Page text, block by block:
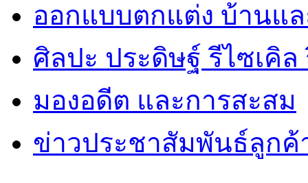
ออกแบบตกแต่ง บ้านแ
ศิลปะ ประดิษฐ์ รีไซเคิล
มองอดีต และการสะสม
ข่าวประชาสัมพันธ์ลูก